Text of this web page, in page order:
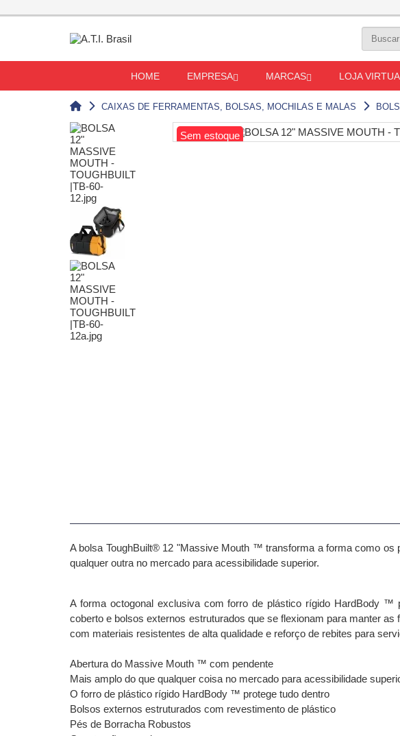
HOME EMPRESA MARCAS LOJA
CAIXAS DE FERRAMENTAS, BOLSAS, MOCHILAS E MALAS
Sem estoque
A bolsa ToughBuilt® 12 "Massive Mouth ™ transforma a forma como os
qualquer outra no mercado para acessibilidade superior.
A forma octogonal exclusiva com forro de plástico rígido HardBody
coberto e bolsos externos estruturados que se flexionam para manter
com materiais resistentes de alta qualidade e reforço de rebites para
Abertura do Massive Mouth ™ com pendente
Mais amplo do que qualquer coisa no mercado para acessibilidade
O forro de plástico rígido HardBody ™ protege tudo dentro
Bolsos externos estruturados com revestimento de plástico
Pés de Borracha Robustos